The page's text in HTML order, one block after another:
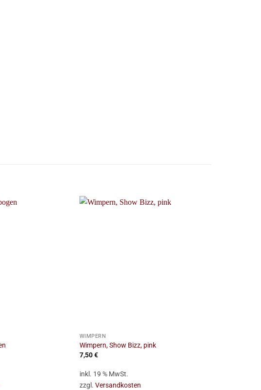
WIMPERN
Wimpern, Show Bizz, pink
7,50€
inkl. 19 % MwSt.
zzgl. Versandkosten